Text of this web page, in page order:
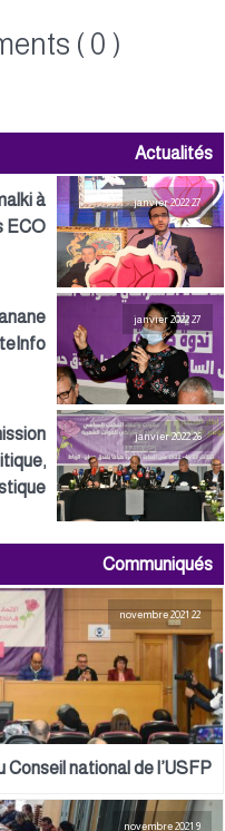
( 0 )
Actualités
27 janvier 2022
à
ECO
27 janvier 2022
26 janvier 2022
Communiqués
22 novembre 2021
Conseil national de l’USFP